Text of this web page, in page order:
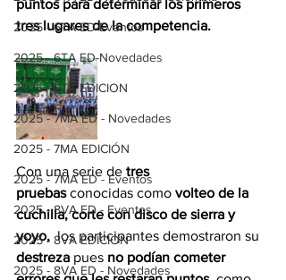
2025 - 6TA ED-Eventos
2025 - 6TA ED-Novedades
2025 - 6TA EDICION
2025 - 7MA ED - Novedades
2025 - 7MA EDICIÓN
2025 - 7MA ED - Eventos
2025 - 8VA ED - Eventos
2025 - 8VA EDICIÓN
2025 - 8VA ED - Novedades
puntos para determinar los primeros
tres lugares de la competencia.
Con una serie de tres
pruebas conocidas como volteo de la
cuchilla, corte con disco de sierra y
yoyo, los participantes demostraron su
destreza pues no podían cometer